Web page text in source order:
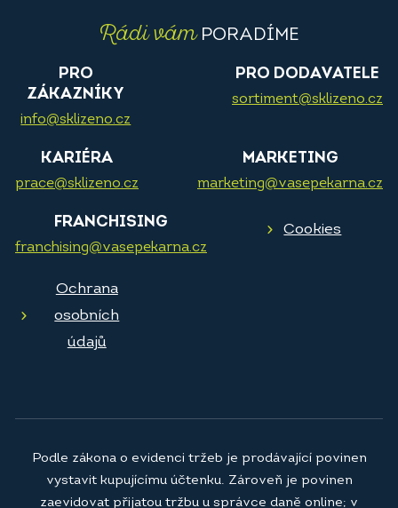
Rádi vámPORADÍME
PRO
ZÁKAZNÍKY
info@sklizeno.cz
PRO DODAVATELE
sortiment@sklizeno.cz
KARIÉRA
prace@sklizeno.cz
MARKETING
marketing@vasepekarna.cz
FRANCHISING
franchising@vasepekarna.cz
Cookies
Ochrana
osobních
údajů
Podle zákona o evidenci tržeb je prodávající povinen
vystavit kupujícímu účtenku. Zároveň je povinen
zaevidovat přijatou tržbu u správce daně online; v